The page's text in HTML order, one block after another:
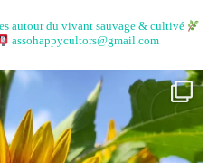
autour du vivant sauvage & cultivé
assohappycultors@gmail.com